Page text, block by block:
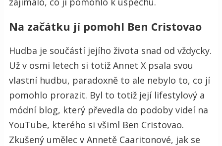
Na začátku jí pomohl Ben Cristovao
Hudba je součástí jejího života snad od vždycky.
Už v osmi letech si totiž Annet X psala svou
vlastní hudbu, paradoxně to ale nebylo to, co jí
pomohlo prorazit. Byl to totiž její lifestylový a
módní blog, který převedla do podoby videí na
YouTube, kterého si všiml Ben Cristovao.
Zkušený umělec v Annetě Caaritonové, jak se